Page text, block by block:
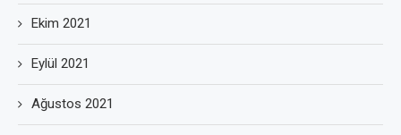
Ekim 2021
Eylül 2021
Ağustos 2021